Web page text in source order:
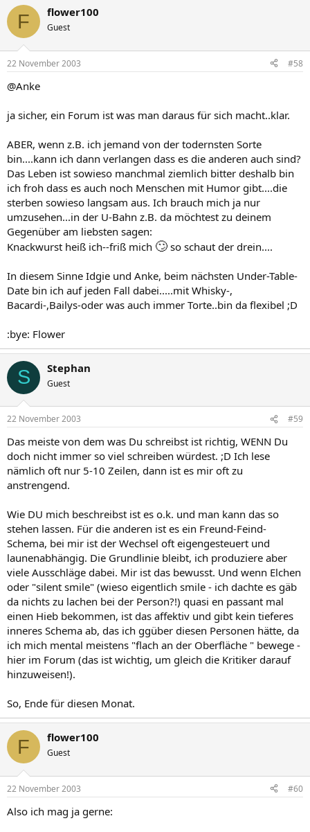
F flower100
Guest
22 November 2003 #58
@Anke
ja sicher, ein Forum ist was man daraus für sich macht..klar.
ABER, wenn z.B. ich jemand von der todernsten Sorte
bin....kann ich dann verlangen dass es die anderen auch sind?
Das Leben ist sowieso manchmal ziemlich bitter deshalb bin
ich froh dass es auch noch Menschen mit Humor gibt....die
sterben sowieso langsam aus. Ich brauch mich ja nur
umzusehen...in der U-Bahn z.B. da möchtest zu deinem
Gegenüber am liebsten sagen:
Knackwurst heiß ich--friß mich 🙄 so schaut der drein....
In diesem Sinne Idgie und Anke, beim nächsten Under-Table-
Date bin ich auf jeden Fall dabei.....mit Whisky-,
Bacardi-,Bailys-oder was auch immer Torte..bin da flexibel ;D
:bye: Flower
S Stephan
Guest
22 November 2003 #59
Das meiste von dem was Du schreibst ist richtig, WENN Du
doch nicht immer so viel schreiben würdest. ;D Ich lese
nämlich oft nur 5-10 Zeilen, dann ist es mir oft zu
anstrengend.
Wie DU mich beschreibst ist es o.k. und man kann das so
stehen lassen. Für die anderen ist es ein Freund-Feind-
Schema, bei mir ist der Wechsel oft eigengesteuert und
launenabhängig. Die Grundlinie bleibt, ich produziere aber
viele Ausschläge dabei. Mir ist das bewusst. Und wenn Elchen
oder "silent smile" (wieso eigentlich smile - ich dachte es gäb
da nichts zu lachen bei der Person?!) quasi en passant mal
einen Hieb bekommen, ist das affektiv und gibt kein tieferes
inneres Schema ab, das ich ggüber diesen Personen hätte, da
ich mich mental meistens "flach an der Oberfläche " bewege -
hier im Forum (das ist wichtig, um gleich die Kritiker darauf
hinzuweisen!).
So, Ende für diesen Monat.
F flower100
Guest
22 November 2003 #60
Also ich mag ja gerne: